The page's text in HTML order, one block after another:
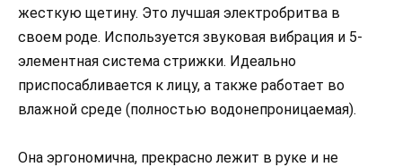
жесткую щетину. Это лучшая электробритва в
своем роде. Используется звуковая вибрация и 5-
элементная система стрижки. Идеально
приспосабливается к лицу, а также работает во
влажной среде (полностью водонепроницаемая).
Она эргономична, прекрасно лежит в руке и не